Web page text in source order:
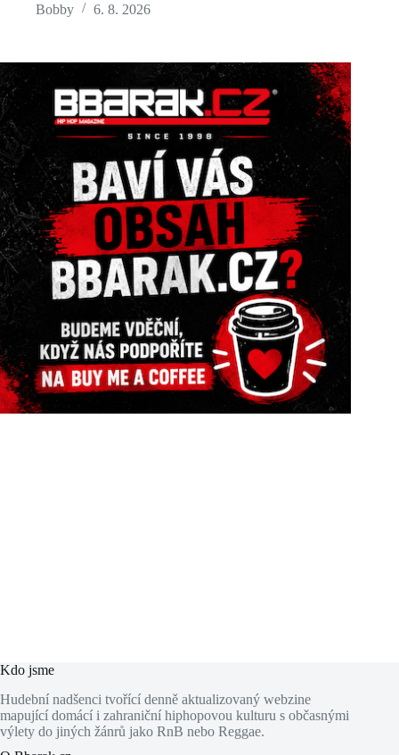
Bobby
6. 8. 2026
Kdo jsme
Hudební nadšenci tvořící denně aktualizovaný webzine
mapující domácí i zahraniční hiphopovou kulturu s občasnými
výlety do jiných žánrů jako RnB nebo Reggae.